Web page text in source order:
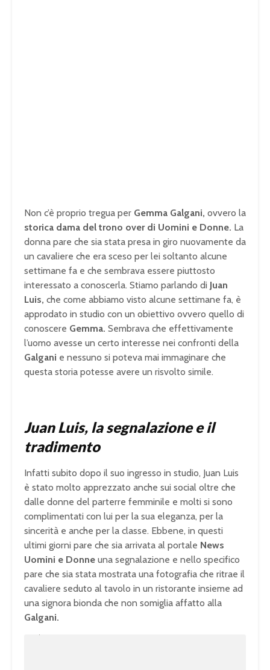
Non c’è proprio tregua per Gemma Galgani, ovvero la
storica dama del trono over di Uomini e Donne. La
donna pare che sia stata presa in giro nuovamente da
un cavaliere che era sceso per lei soltanto alcune
settimane fa e che sembrava essere piuttosto
interessato a conoscerla. Stiamo parlando di Juan
Luis, che come abbiamo visto alcune settimane fa, è
approdato in studio con un obiettivo ovvero quello di
conoscere Gemma. Sembrava che effettivamente
l’uomo avesse un certo interesse nei confronti della
Galgani e nessuno si poteva mai immaginare che
questa storia potesse avere un risvolto simile.
Juan Luis, la segnalazione e il
tradimento
Infatti subito dopo il suo ingresso in studio, Juan Luis
è stato molto apprezzato anche sui social oltre che
dalle donne del parterre femminile e molti si sono
complimentati con lui per la sua eleganza, per la
sincerità e anche per la classe. Ebbene, in questi
ultimi giorni pare che sia arrivata al portale News
Uomini e Donne una segnalazione e nello specifico
pare che sia stata mostrata una fotografia che ritrae il
cavaliere seduto al tavolo in un ristorante insieme ad
una signora bionda che non somiglia affatto alla
Galgani.